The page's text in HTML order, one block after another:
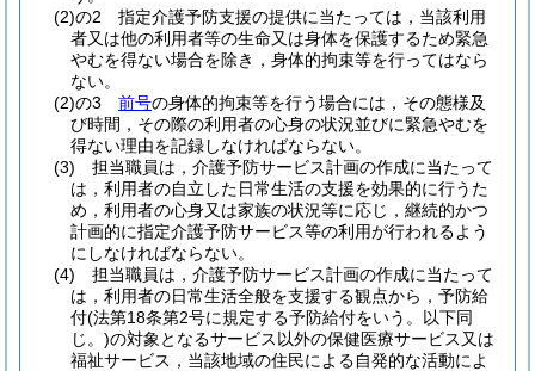
(2)の2
指定介護予防支援の提供に当たっては，当該利用
者又は他の利用者等の生命又は身体を保護するため緊急
やむを得ない場合を除き，身体的拘束等を行ってはなら
ない。
(2)の3
前号の身体的拘束等を行う場合には，その態様及
び時間，その際の利用者の心身の状況並びに緊急やむを
得ない理由を記録しなければならない。
(3)
担当職員は，介護予防サービス計画の作成に当たって
は，利用者の自立した日常生活の支援を効果的に行うた
め，利用者の心身又は家族の状況等に応じ，継続的かつ
計画的に指定介護予防サービス等の利用が行われるよう
にしなければならない。
(4)
担当職員は，介護予防サービス計画の作成に当たって
は，利用者の日常生活全般を支援する観点から，予防給
付(法第18条第2号に規定する予防給付をいう。以下同
じ。)の対象となるサービス以外の保健医療サービス又は
福祉サービス，当該地域の住民による自発的な活動によ